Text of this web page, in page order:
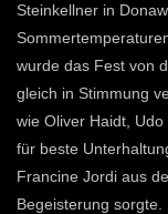
Steinkellner in
wurde das Fest von
gleich in Stimmung
wie Oliver Haidt,
für beste
Francine Jordi aus
Begeisterung